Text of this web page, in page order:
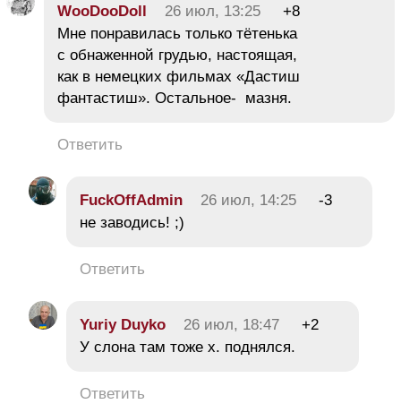
WooDooDoll 26 июл, 13:25
+8
Мне понравилась только тётенька
с обнаженной грудью, настоящая,
как в немецких фильмах «Дастиш
фантастиш». Остальное- мазня.
Ответить
FuckOffAdmin 26 июл, 14:25
-3
не заводись! ;)
Ответить
Yuriy Duyko 26 июл, 18:47
+2
У слона там тоже х. поднялся.
Ответить